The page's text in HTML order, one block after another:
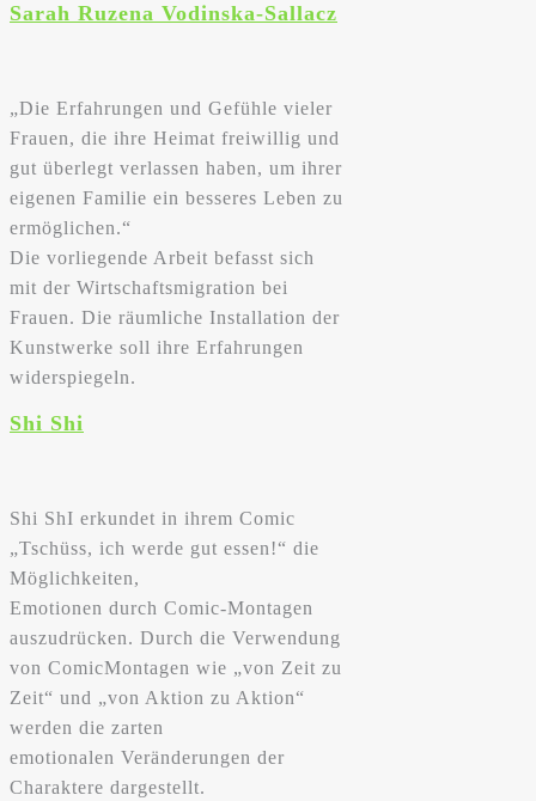
Sarah Ruzena Vodinska-Sallacz
„Die Erfahrungen und Gefühle vieler
Frauen, die ihre Heimat freiwillig und
gut überlegt verlassen haben, um ihrer
eigenen Familie ein besseres Leben zu
ermöglichen.“
Die vorliegende Arbeit befasst sich
mit der Wirtschaftsmigration bei
Frauen. Die räumliche Installation der
Kunstwerke soll ihre Erfahrungen
widerspiegeln.
Shi Shi
Shi ShI erkundet in ihrem Comic
„Tschüss, ich werde gut essen!“ die
Möglichkeiten,
Emotionen durch Comic-Montagen
auszudrücken. Durch die Verwendung
von ComicMontagen wie „von Zeit zu
Zeit“ und „von Aktion zu Aktion“
werden die zarten
emotionalen Veränderungen der
Charaktere dargestellt.